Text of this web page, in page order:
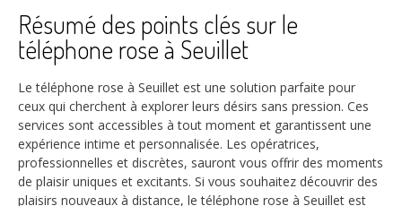
Résumé des points clés sur le
téléphone rose à Seuillet
Le téléphone rose à Seuillet est une solution parfaite pour
ceux qui cherchent à explorer leurs désirs sans pression. Ces
services sont accessibles à tout moment et garantissent une
expérience intime et personnalisée. Les opératrices,
professionnelles et discrètes, sauront vous offrir des moments
de plaisir uniques et excitants. Si vous souhaitez découvrir des
plaisirs nouveaux à distance, le téléphone rose à Seuillet est